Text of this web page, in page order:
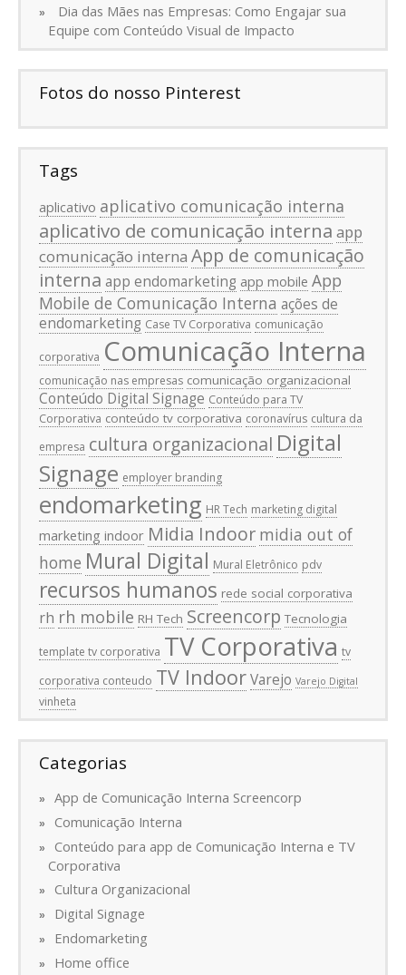
Dia das Mães nas Empresas: Como Engajar sua
Equipe com Conteúdo Visual de Impacto
Fotos do nosso Pinterest
Tags
aplicativo aplicativo comunicação interna
aplicativo de comunicação interna app
comunicação interna App de comunicação
interna app endomarketing app mobile App
Mobile de Comunicação Interna ações de
endomarketing Case TV Corporativa comunicação
corporativa Comunicação Interna
comunicação nas empresas comunicação organizacional
Conteúdo Digital Signage Conteúdo para TV
Corporativa conteúdo tv corporativa coronavírus cultura da
empresa cultura organizacional Digital
Signage employer branding
endomarketing HR Tech marketing digital
marketing indoor Midia Indoor midia out of
home Mural Digital Mural Eletrônico pdv
recursos humanos rede social corporativa
rh rh mobile RH Tech Screencorp Tecnologia
template tv corporativa TV Corporativa tv
corporativa conteudo TV IndoorVarejo Varejo Digital
vinheta
Categorias
App de Comunicação Interna Screencorp
Comunicação Interna
Conteúdo para app de Comunicação Interna e TV
Corporativa
Cultura Organizacional
Digital Signage
Endomarketing
Home office